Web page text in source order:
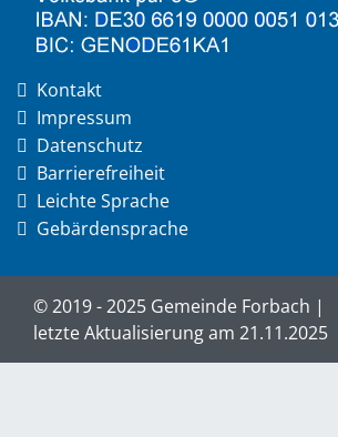
Kontakt
Impressum
Datenschutz
Barrierefreiheit
Leichte Sprache
Gebärdensprache
© 2019 - 2025 Gemeinde Forbach |
letzte Aktualisierung am 21.11.2025